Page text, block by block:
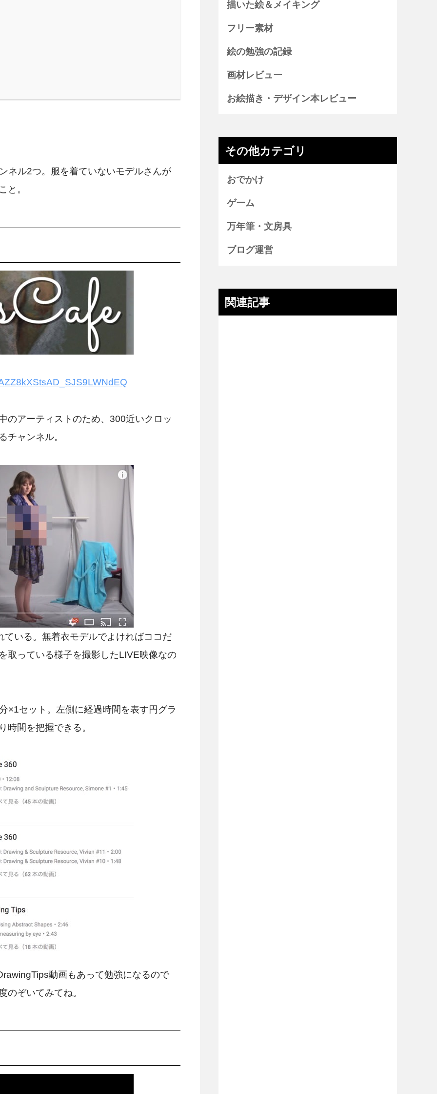
ネル2つ。服を着ていないモデルさんが
と。
のアーティストのため、300近いクロッ
チャンネル。
いる。無着衣モデルでよければココだ
取っている様子を撮影したLIVE映像なの
×1セット。左側に経過時間を表す円グラ
時間を把握できる。
動画もあって勉強になるので
のぞいてみてね。
描いた絵＆メイキング
フリー素材
絵の勉強の記録
画材レビュー
お絵描き・デザイン本レビュー
その他カテゴリ
おでかけ
ゲーム
万年筆・文房具
ブログ運営
関連記事